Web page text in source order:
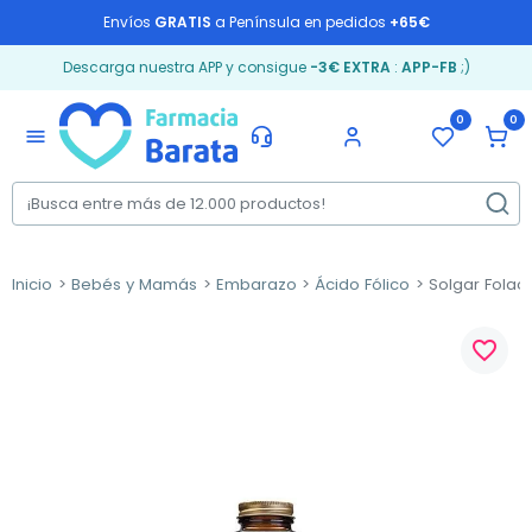
Envíos GRATIS a Península en pedidos +65€
Descarga nuestra APP y consigue -3€ EXTRA: APP-FB ;)
menu
0 0
Inicio Bebés y Mamás Embarazo Ácido Fólico Solgar
favorite_border